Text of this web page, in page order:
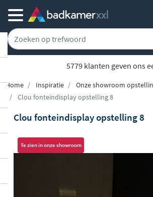
5779 klanten geven ons
Home Inspiratie
Onze showroom
Clou fonteindisplay opstelling 8
Clou fonteindisplay opstelling 8
Te zien in onze showroom